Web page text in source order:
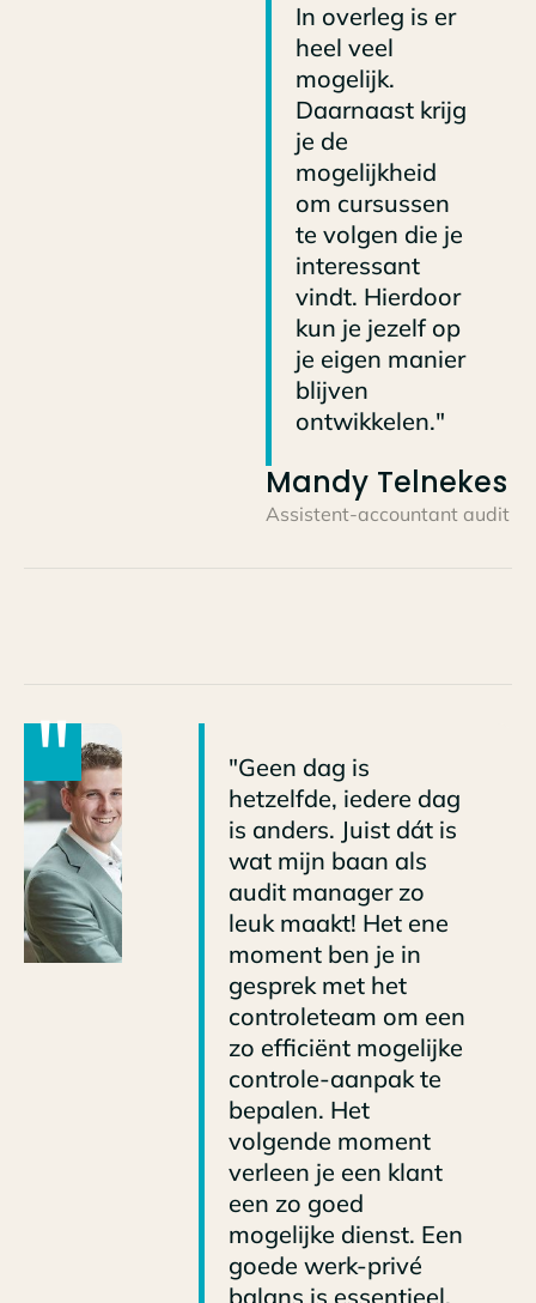
In overleg is er
heel veel
mogelijk.
Daarnaast krijg
je de
mogelijkheid
om cursussen
te volgen die je
interessant
vindt. Hierdoor
kun je jezelf op
je eigen manier
blijven
ontwikkelen."
Mandy Telnekes
Assistent‑accountant audit
"
"Geen dag is
hetzelfde, iedere dag
is anders. Juist dát is
wat mijn baan als
audit manager zo
leuk maakt! Het ene
moment ben je in
gesprek met het
controleteam om een
zo efficiënt mogelijke
controle-aanpak te
bepalen. Het
volgende moment
verleen je een klant
een zo goed
mogelijke dienst. Een
goede werk-privé
balans is essentieel.